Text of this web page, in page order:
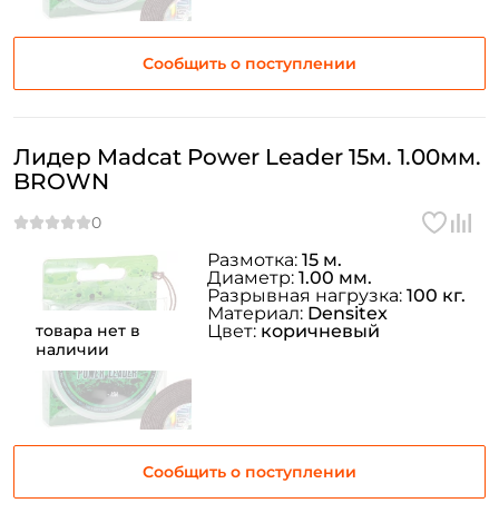
Сообщить о поступлении
товара нет в
наличии
Лидер Madcat Power Leader 15м. 1.00мм.
BROWN
Сообщить о поступлении
Размотка: 15 м.
Диаметр: 1.00 мм.
Разрывная нагрузка: 100 кг.
Материал: Densitex
Цвет: коричневый
Придумайте пароль: *
Повторите пароль: *
Заполняя данную форму вы соглашаетесь на обработку
персональных данных
Создать аккаунт
У меня уже есть аккаунт